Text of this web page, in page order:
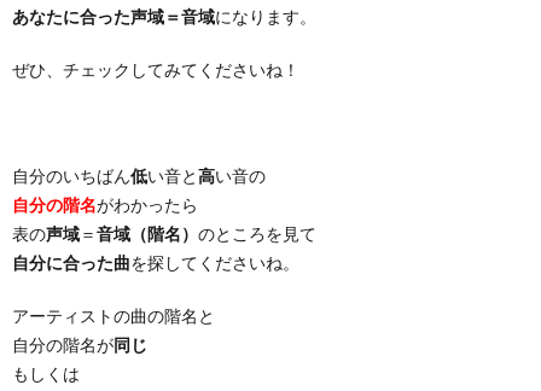
あなたに合った声域＝音域になります。
ぜひ、チェックしてみてくださいね！
自分のいちばん低い音と高い音の
自分の階名がわかったら
表の声域＝音域（階名） のところを見て
自分に合った曲を探してくださいね。
アーティストの曲の階名と
自分の階名が同じ
もしくは